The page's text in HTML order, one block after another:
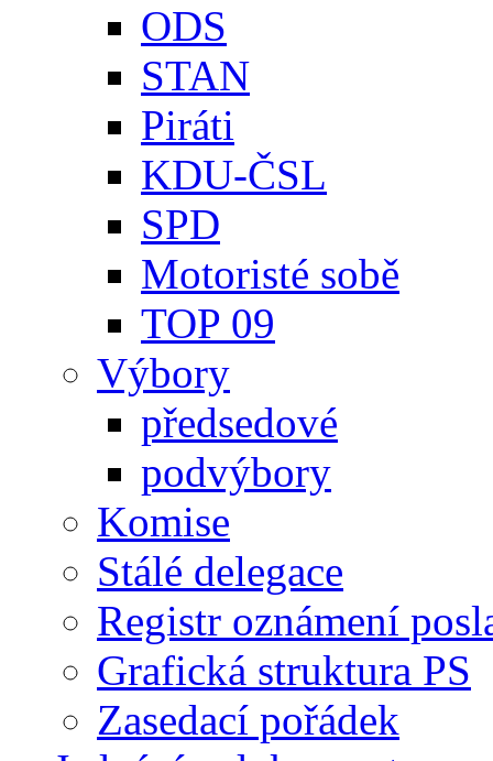
ODS
STAN
Piráti
KDU-ČSL
SPD
Motoristé sobě
TOP 09
Výbory
předsedové
podvýbory
Komise
Stálé delegace
Registr oznámení
Grafická struktura PS
Zasedací pořádek